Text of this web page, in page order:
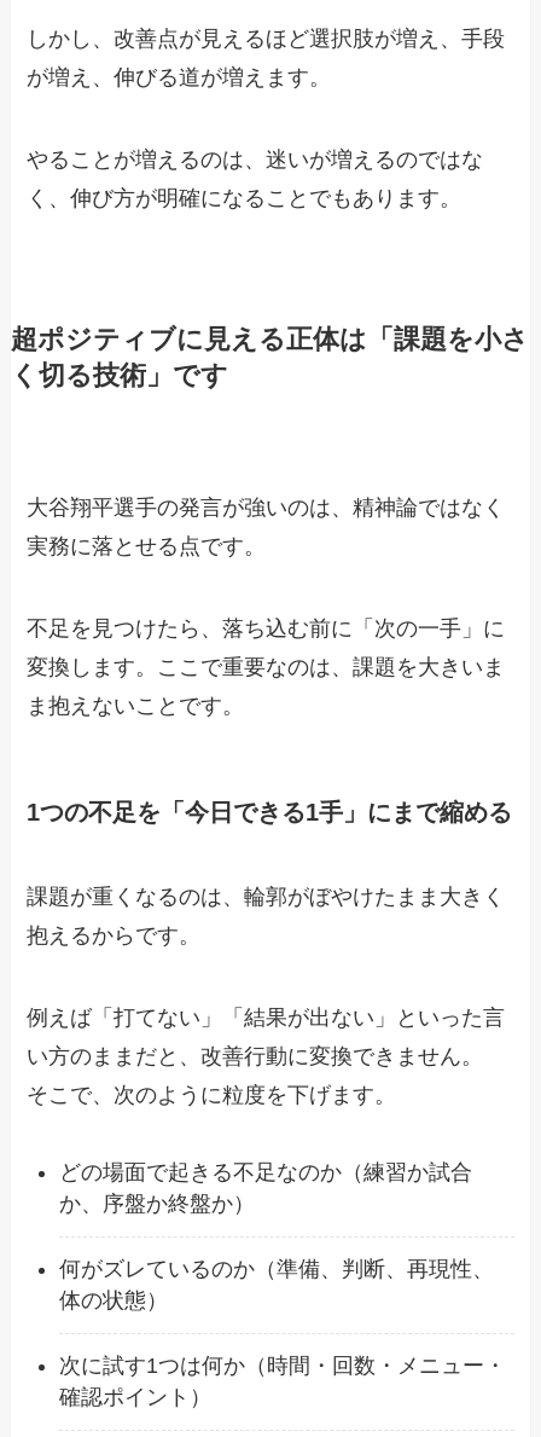
しかし、改善点が見えるほど選択肢が増え、手段
が増え、伸びる道が増えます。
やることが増えるのは、迷いが増えるのではな
く、伸び方が明確になることでもあります。
超ポジティブに見える正体は「課題を小さ
く切る技術」です
大谷翔平選手の発言が強いのは、精神論ではなく
実務に落とせる点です。
不足を見つけたら、落ち込む前に「次の一手」に
変換します。ここで重要なのは、課題を大きいま
ま抱えないことです。
1つの不足を「今日できる1手」にまで縮める
課題が重くなるのは、輪郭がぼやけたまま大きく
抱えるからです。
例えば「打てない」「結果が出ない」といった言
い方のままだと、改善行動に変換できません。
そこで、次のように粒度を下げます。
どの場面で起きる不足なのか（練習か試合
か、序盤か終盤か）
何がズレているのか（準備、判断、再現性、
体の状態）
次に試す1つは何か（時間・回数・メニュー・
確認ポイント）